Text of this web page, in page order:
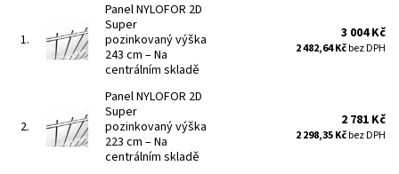
1.
Panel NYLOFOR 2D
Super
pozinkovaný výška
243 cm –Na
centrálním skladě
3 004 Kč
2 482,64 Kčbez DPH
2.
Panel NYLOFOR 2D
Super
pozinkovaný výška
223 cm –Na
centrálním skladě
2 781 Kč
2 298,35 Kčbez DPH